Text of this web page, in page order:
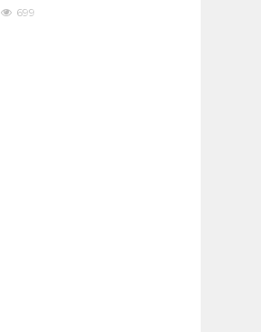
699